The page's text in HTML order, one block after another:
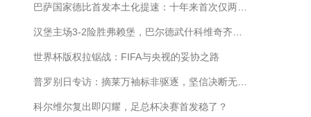
巴萨国家德比首发本土化提速：十年来首次仅两名外援出战
汉堡主场3-2险胜弗赖堡，巴尔德武什科维奇齐发威
世界杯版权拉锯战：FIFA与央视的妥协之路
普罗别日专访：摘莱万袖标非驱逐，坚信决断无愧于心
科尔维尔复出即闪耀，足总杯决赛首发稳了？